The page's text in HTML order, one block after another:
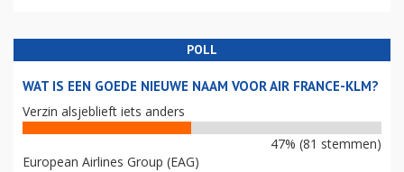
POLL
WAT IS EEN GOEDE NIEUWE NAAM VOOR AIR FRANCE-KLM?
Verzin alsjeblieft iets anders
47% (81 stemmen)
European Airlines Group (EAG)